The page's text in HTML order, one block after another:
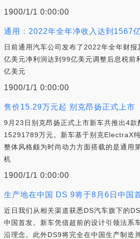
1900/1/1 0:00:00
通用：2022年全年净收入达到1567
日前通用汽车公司发布了2022年全年财
亿美元净利润达到99亿美元调整后息税前
亿美元
1900/1/1 0:00:00
售价15.29万元起 别克昂扬正式上市
9月23日别克昂扬正式上市新车共推出4款
15291789万元。新车基于别克ElectraX
整体风格颇为时尚动力方面搭载的是通用
机
1900/1/1 0:00:00
生产地在中国 DS 9将于8月6日中国
近日我们从相关渠道获悉DS汽车旗下的
中国首发。新车凭借超前的设计引领法系
沿理念。此外DS9将完全在中国生产制造